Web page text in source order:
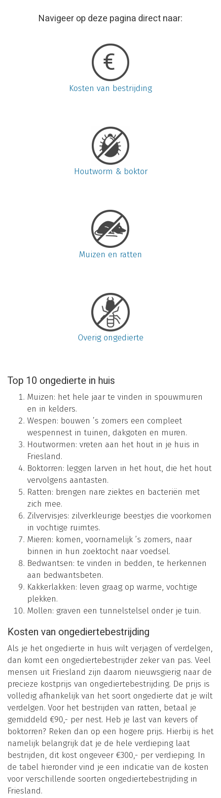
Navigeer op deze pagina direct naar:
Kosten van bestrijding
Houtworm & boktor
Muizen en ratten
Overig ongedierte
Top 10 ongedierte in huis
Muizen: het hele jaar te vinden in spouwmuren
en in kelders.
Wespen: bouwen ’s zomers een compleet
wespennest in tuinen, dakgoten en muren.
Houtwormen: vreten aan het hout in je huis in
Friesland.
Boktorren: leggen larven in het hout, die het hout
vervolgens aantasten.
Ratten: brengen nare ziektes en bacteriën met
zich mee.
Zilvervisjes: zilverkleurige beestjes die voorkomen
in vochtige ruimtes.
Mieren: komen, voornamelijk ’s zomers, naar
binnen in hun zoektocht naar voedsel.
Bedwantsen: te vinden in bedden, te herkennen
aan bedwantsbeten.
Kakkerlakken: leven graag op warme, vochtige
plekken.
Mollen: graven een tunnelstelsel onder je tuin.
Kosten van ongediertebestrijding
Als je het ongedierte in huis wilt verjagen of verdelgen,
dan komt een ongediertebestrijder zeker van pas. Veel
mensen uit Friesland zijn daarom nieuwsgierig naar de
precieze kostprijs van ongediertebestrijding. De prijs is
volledig afhankelijk van het soort ongedierte dat je wilt
verdelgen. Voor het bestrijden van ratten, betaal je
gemiddeld €90,- per nest. Heb je last van kevers of
boktorren? Reken dan op een hogere prijs. Hierbij is het
namelijk belangrijk dat je de hele verdieping laat
bestrijden, dit kost ongeveer €300,- per verdieping. In
de tabel hieronder vind je een indicatie van de kosten
voor verschillende soorten ongediertebestrijding in
Friesland.